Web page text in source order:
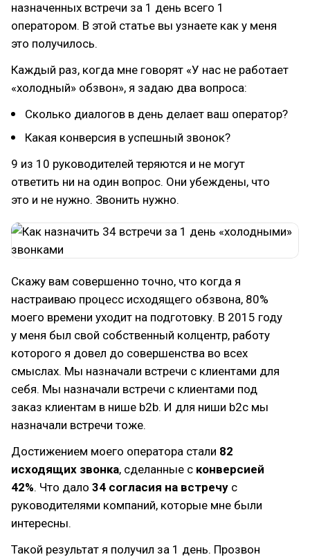
назначенных встречи за 1 день всего 1
оператором. В этой статье вы узнаете как у меня
это получилось.
Каждый раз, когда мне говорят «У нас не работает
«холодный» обзвон», я задаю два вопроса:
Сколько диалогов в день делает ваш оператор?
Какая конверсия в успешный звонок?
9 из 10 руководителей теряются и не могут
ответить ни на один вопрос. Они убеждены, что
это и не нужно. Звонить нужно.
Скажу вам совершенно точно, что когда я
настраиваю процесс исходящего обзвона, 80%
моего времени уходит на подготовку. В 2015 году
у меня был свой собственный колцентр, работу
которого я довел до совершенства во всех
смыслах. Мы назначали встречи с клиентами для
себя. Мы назначали встречи с клиентами под
заказ клиентам в нише b2b. И для ниши b2c мы
назначали встречи тоже.
Достижением моего оператора стали 82
исходящих звонка, сделанные с конверсией
42%. Что дало 34 согласия на встречу с
руководителями компаний, которые мне были
интересны.
Такой результат я получил за 1 день. Прозвон